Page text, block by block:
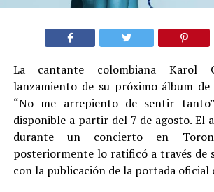
La cantante colombiana Karol
lanzamiento de su próximo álbum
“No me arrepiento de sentir
disponible a partir del 7 de agosto. El
durante un concierto en
posteriormente lo ratificó a través de
con la publicación de la portada oficial